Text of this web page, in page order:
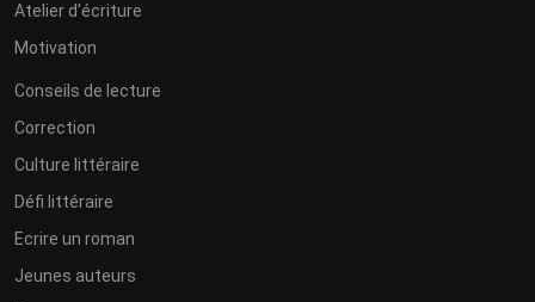
Atelier d'écriture
Motivation
Conseils de lecture
Correction
Culture littéraire
Défi littéraire
Ecrire un roman
Jeunes auteurs